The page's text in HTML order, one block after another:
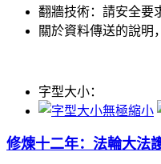
翻牆技術：請安全要
關於資料傳送的說明
字型大小：
修煉十二年：法輪大法